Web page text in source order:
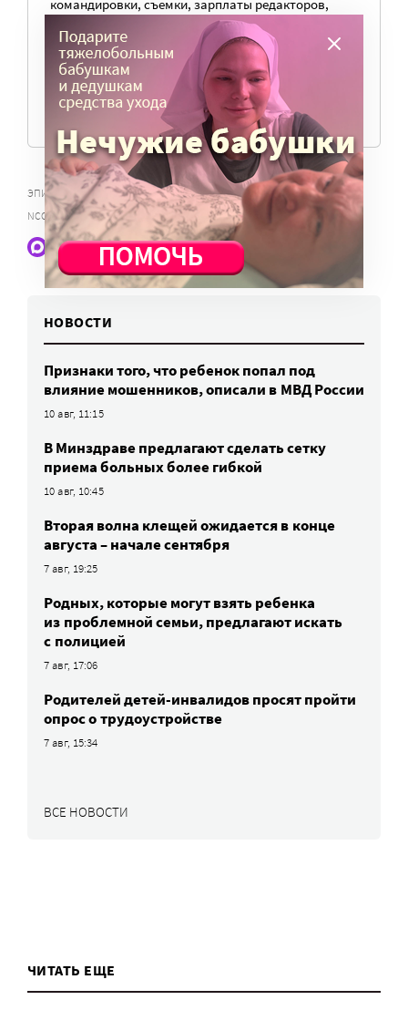
командировки, съемки, зарплаты редакторов,
журналистов и техническую поддержку сайта
нужны средства.
ПОМОЧЬ ПОРТАЛУ
ЭПИДЕМИИ,ДОПУСК БЛИЗКИХ В РЕАНИМАЦИЮ ,КОРОНАВИРУС 2019-
NCOV
Наши статьи и новости в Max. Подпишитесь
НОВОСТИ
Признаки того, что ребенок попал под
влияние мошенников, описали в МВД России
10 авг, 11:15
В Минздраве предлагают сделать сетку
приема больных более гибкой
10 авг, 10:45
Вторая волна клещей ожидается в конце
августа – начале сентября
7 авг, 19:25
Родных, которые могут взять ребенка
из проблемной семьи, предлагают искать
с полицией
7 авг, 17:06
Родителей детей-инвалидов просят пройти
опрос о трудоустройстве
7 авг, 15:34
ВСЕ НОВОСТИ
ЧИТАТЬ ЕЩЕ